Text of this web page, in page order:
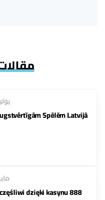
يوليو
Spēlēm Latvijā
مايو
dzięki kasynu 888